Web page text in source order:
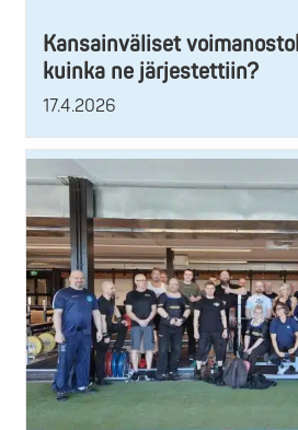
Kansainväliset
kuinka ne järjestettiin?
17.4.2026